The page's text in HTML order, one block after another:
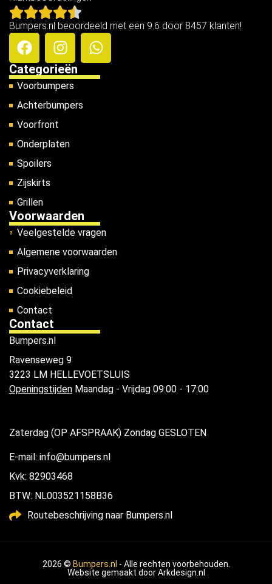
Bumpers.nl beoordeeld met een 9.6 door 8457 klanten!
Categorieën
Voorbumpers
Achterbumpers
Voorfront
Onderplaten
Spoilers
Zijskirts
Grillen
Voorwaarden
Veelgestelde vragen
Algemene voorwaarden
Privacyverklaring
Cookiebeleid
Contact
Contact
Bumpers.nl
Ravenseweg 9
3223 LM HELLEVOETSLUIS
Openingstijden Maandag - Vrijdag 09:00 - 17:00
Zaterdag (OP AFSPRAAK) Zondag GESLOTEN
E-mail: info@bumpers.nl
Kvk: 82903468
BTW: NL003521158B36
Routebeschrijving naar Bumpers.nl
2026 © Bumpers.nl - Alle rechten voorbehouden.
Website gemaakt doorArkdesign.nl